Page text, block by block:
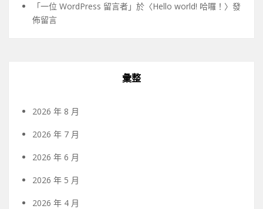
「一位 WordPress 留言者 」於〈Hello world! 哈囉！ 〉發
佈留言
彙整
2026 年 8 月
2026 年 7 月
2026 年 6 月
2026 年 5 月
2026 年 4 月